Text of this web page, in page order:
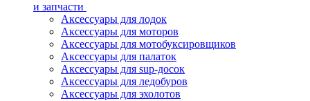
и запчасти
Аксессуары для лодок
Аксессуары для моторов
Аксессуары для мотобуксировщиков
Аксессуары для палаток
Аксессуары для sup-досок
Аксессуары для ледобуров
Аксессуары для эхолотов